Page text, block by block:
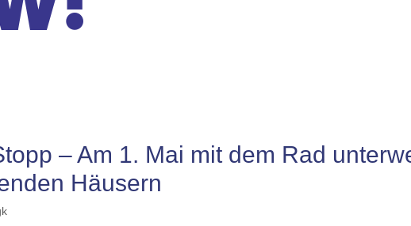
– Am 1. Mai mit dem Rad
Häusern